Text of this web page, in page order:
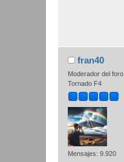
fran40
Moderador del foro.
Tornado F4
Mensajes: 9.920